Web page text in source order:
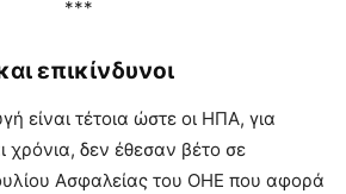
***
επικίνδυνοι
είναι τέτοια ώστε οι ΗΠΑ, για
δεν έθεσαν βέτο σε
Ασφαλείας του ΟΗΕ που αφορά